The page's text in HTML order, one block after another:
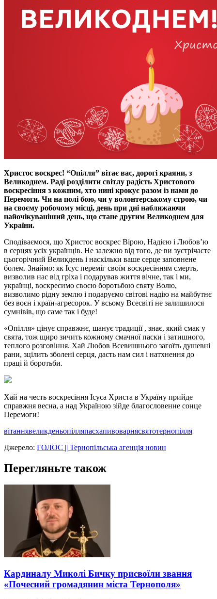
Христос воскрес! “Опілля” вітає вас, дорогі краяни, з
Великоднем. Раді розділити світлу радість Христового
воскресіння з кожним, хто нині крокує разом із нами до
Перемоги. Чи на полі бою, чи у волонтерському строю, чи
на своєму робочому місці, день при дні наближаючи
найочікуваніший день, що стане другим Великоднем для
України.
Сподіваємося, що Христос воскрес Вірою, Надією і Любов’ю
в серцях усіх українців. Не залежно від того, де ви зустрічаєте
цьогорічний Великдень і наскільки ваше серце заповнене
болем. Знаймо: як Ісус переміг своїм воскресінням смерть,
визволив нас від гріха і подарував життя вічне, так і ми,
українці, воскресимо своєю боротьбою святу Волю,
визволимо рідну землю і подаруємо світові надію на майбутнє
без воєн і країн-агресорок. У всьому Всесвіті не залишилося
сумнівів, що саме так і буде!
«Опілля» цінує справжнє, шанує традиції , знає, який смак у
свята, тож щиро зичить кожному смачної паски і затишного,
теплого розговіння. Хай Любов Всевишнього загоїть душевні
рани, зцілить зболені серця, дасть нам сил і натхнення до
праці й боротьби.
Хай на честь воскресіння Ісуса Христа в Україну прийде
справжня весна, а над Україною зійде благословенне сонце
Перемоги!
вітаннявеликденьопілляпасхапивоварнясвятотернопілля
Джерело: ГОЛОС || Тернопільська агенція новин
Перегляньте також
Кардиналу Миколі Бичку присвоїли звання
«Почесний громадянин міста Тернополя»